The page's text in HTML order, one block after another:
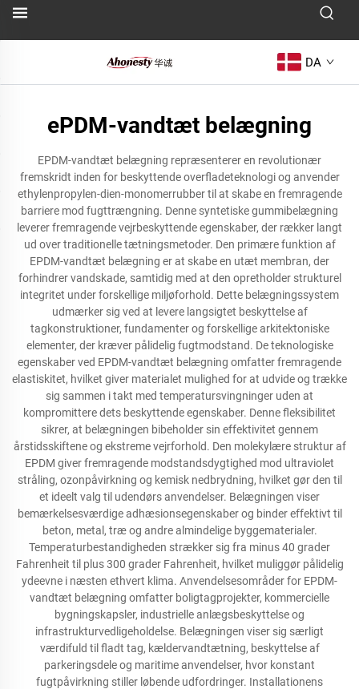
DA
ePDM-vandtæt belægning
EPDM-vandtæt belægning repræsenterer en revolutionær
fremskridt inden for beskyttende overfladeteknologi og anvender
ethylenpropylen-dien-monomerrubber til at skabe en fremragende
barriere mod fugttrængning. Denne syntetiske gummibelægning
leverer fremragende vejrbeskyttende egenskaber, der rækker langt
ud over traditionelle tætningsmetoder. Den primære funktion af
EPDM-vandtæt belægning er at skabe en utæt membran, der
forhindrer vandskade, samtidig med at den opretholder strukturel
integritet under forskellige miljøforhold. Dette belægningssystem
udmærker sig ved at levere langsigtet beskyttelse af
tagkonstruktioner, fundamenter og forskellige arkitektoniske
elementer, der kræver pålidelig fugtmodstand. De teknologiske
egenskaber ved EPDM-vandtæt belægning omfatter fremragende
elastiskitet, hvilket giver materialet mulighed for at udvide og trække
sig sammen i takt med temperatursvingninger uden at
kompromittere dets beskyttende egenskaber. Denne fleksibilitet
sikrer, at belægningen bibeholder sin effektivitet gennem
årstidsskiftene og ekstreme vejrforhold. Den molekylære struktur af
EPDM giver fremragende modstandsdygtighed mod ultraviolet
stråling, ozonpåvirkning og kemisk nedbrydning, hvilket gør den til
et ideelt valg til udendørs anvendelser. Belægningen viser
bemærkelsesværdige adhæsionsegenskaber og binder effektivt til
beton, metal, træ og andre almindelige byggematerialer.
Temperaturbestandigheden strækker sig fra minus 40 grader
Fahrenheit til plus 300 grader Fahrenheit, hvilket muliggør pålidelig
ydeevne i næsten ethvert klima. Anvendelsesområder for EPDM-
vandtæt belægning omfatter boligtagprojekter, kommercielle
bygningskapsler, industrielle anlægsbeskyttelse og
infrastrukturvedligeholdelse. Belægningen viser sig særligt
værdifuld til fladt tag, kældervandtætning, beskyttelse af
parkeringsdele og maritime anvendelser, hvor konstant
fugtpåvirkning stiller løbende udfordringer. Installationens